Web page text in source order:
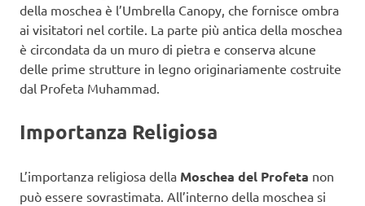
della moschea è l’Umbrella Canopy, che fornisce ombra
ai visitatori nel cortile. La parte più antica della moschea
è circondata da un muro di pietra e conserva alcune
delle prime strutture in legno originariamente costruite
dal Profeta Muhammad.
Importanza Religiosa
L’importanza religiosa della Moschea del Profeta non
può essere sovrastimata. All’interno della moschea si